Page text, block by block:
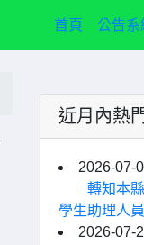
首頁 (current)
公告系
近月內熱
2026-07-
轉知本
學生助理人
2026-07-